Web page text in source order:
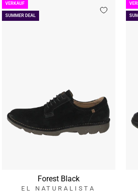
SUMMER DEAL
VERKAUF
Forest Black
EL NATURALISTA